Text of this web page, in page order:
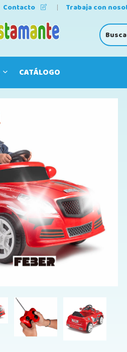
Contacto Trabaja con
CATÁLOGO